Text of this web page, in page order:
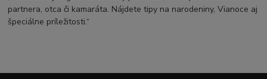
partnera, otca či kamaráta. Nájdete tipy na narodeniny, Vianoce aj
špeciálne príležitosti.“